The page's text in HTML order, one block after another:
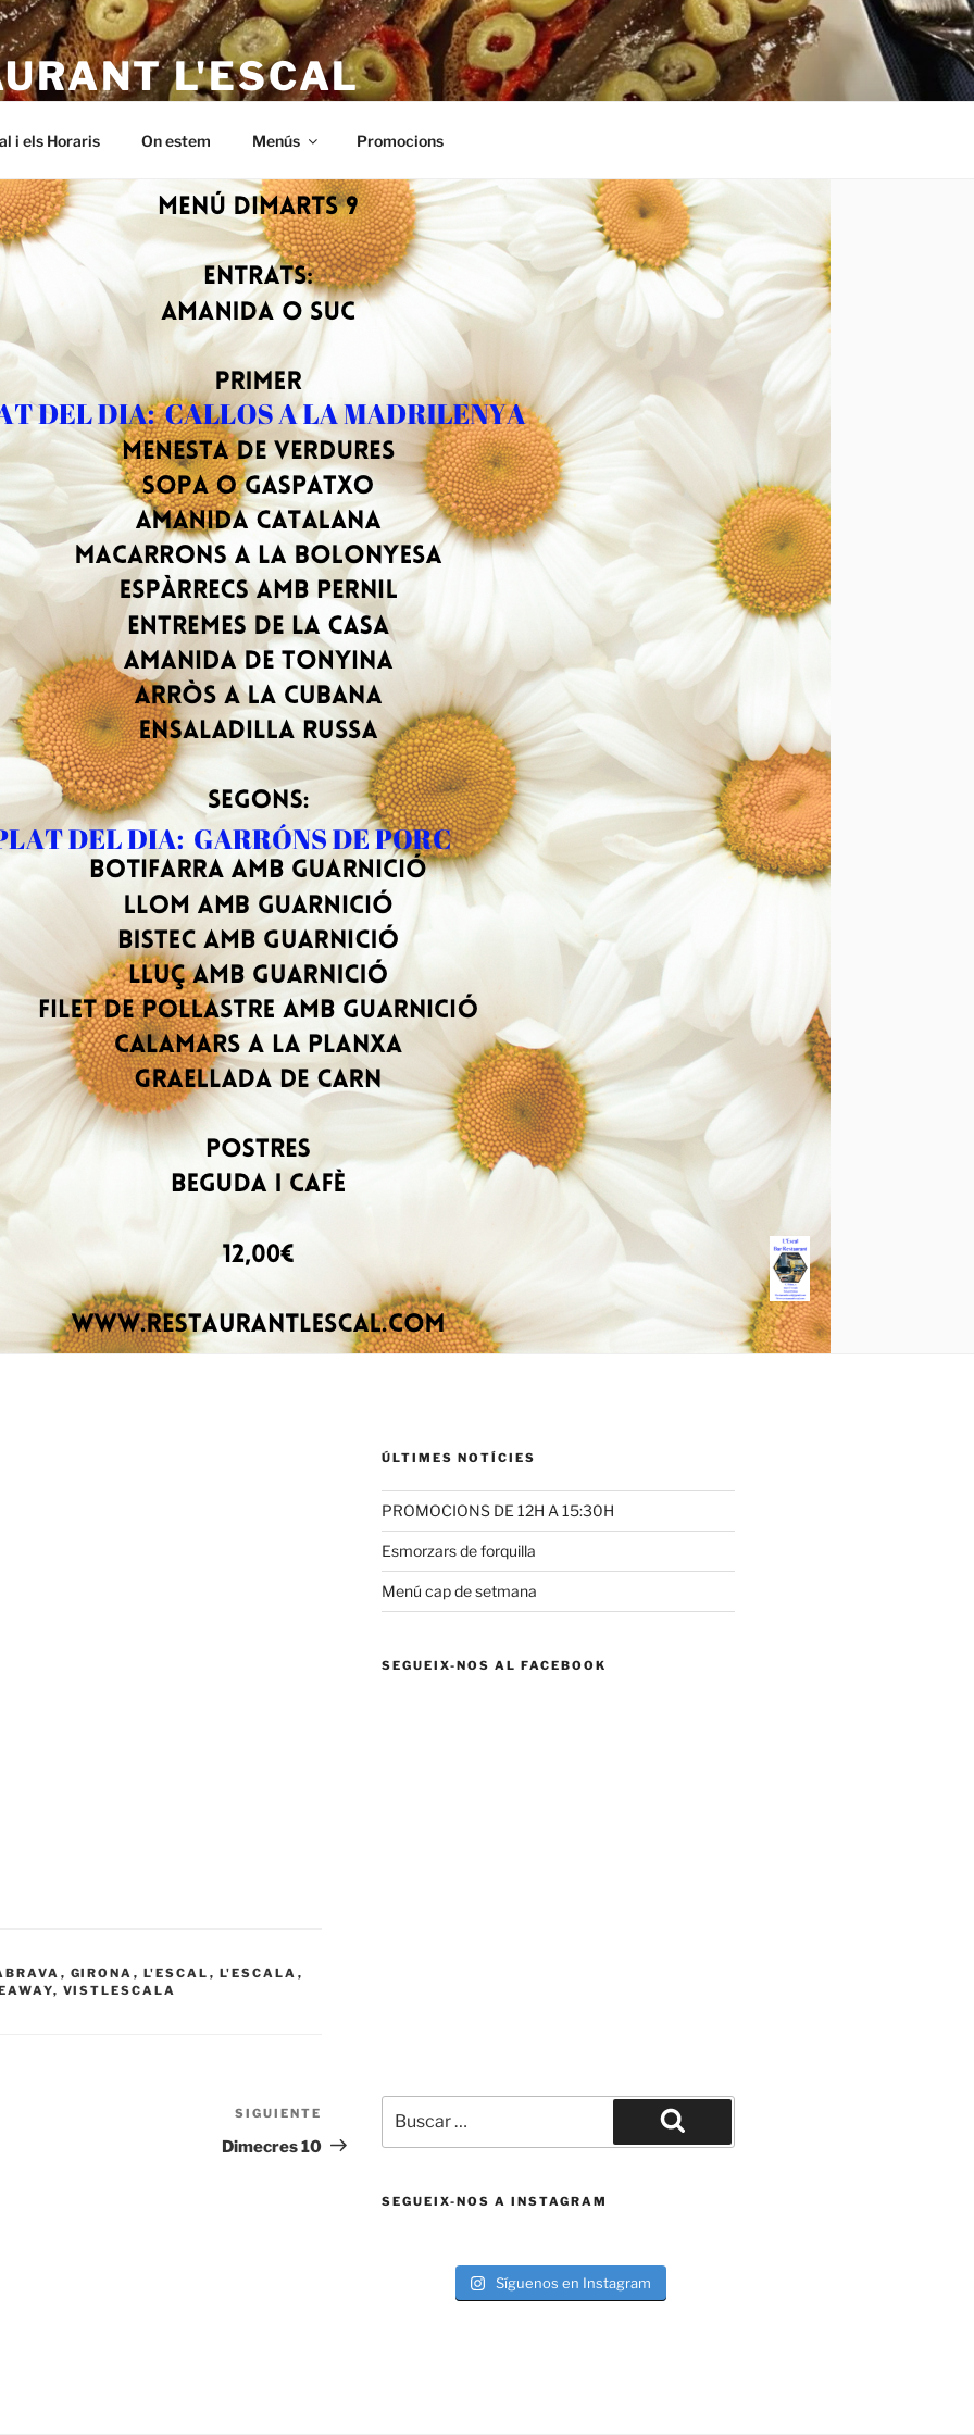
L'ESCAL
i els Horaris On estem Menús Promocions
, GIRONA , L'ESCAL , L'ESCALA ,
, VISTLESCALA
Siguiente
entrada
SIGUIENTE
Dimecres 10
ÚLTIMES NOTÍCIES
PROMOCIONS DE 12H A 15:30H
Esmorzars de forquilla
Menú cap de setmana
SEGUEIX-NOS AL FACEBOOK
por:
Buscar
SEGUEIX-NOS A INSTAGRAM
Síguenos en Instagram